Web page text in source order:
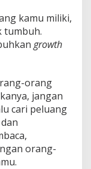
kamu miliki,
tumbuh.
growth
orang
jangan
cari peluang
orang-